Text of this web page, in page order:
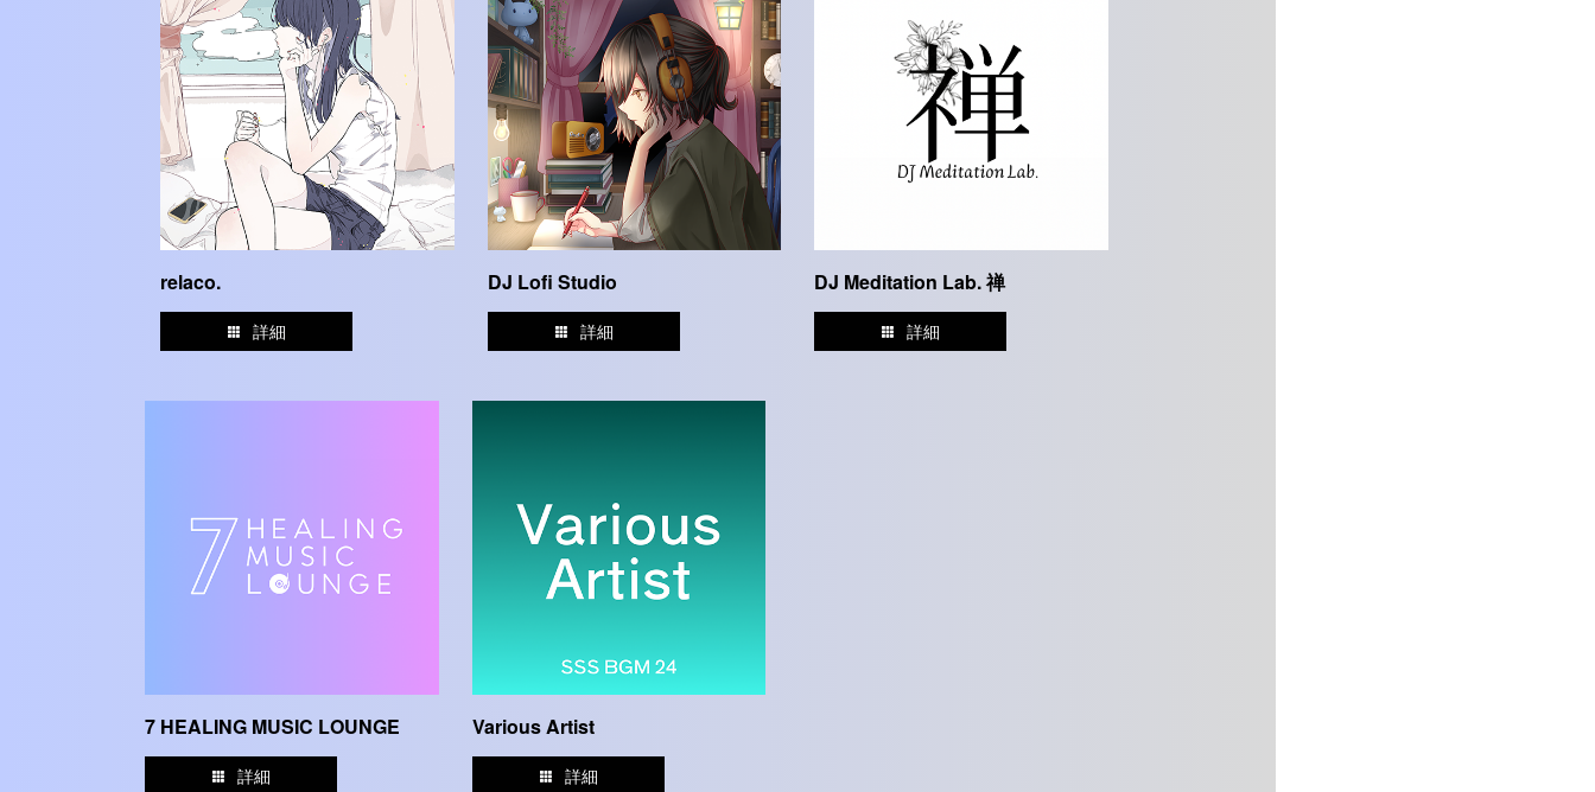
relaco.
詳細
DJ Lofi Studio
詳細
DJ Meditation Lab. 禅
詳細
7 HEALING MUSIC LOUNGE
詳細
Various Artist
詳細